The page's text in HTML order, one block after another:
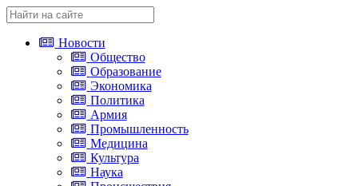
Новости
Общество
Образование
Экономика
Политика
Армия
Промышленность
Медицина
Культура
Наука